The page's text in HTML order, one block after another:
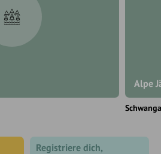
Alpe
Registriere dich,